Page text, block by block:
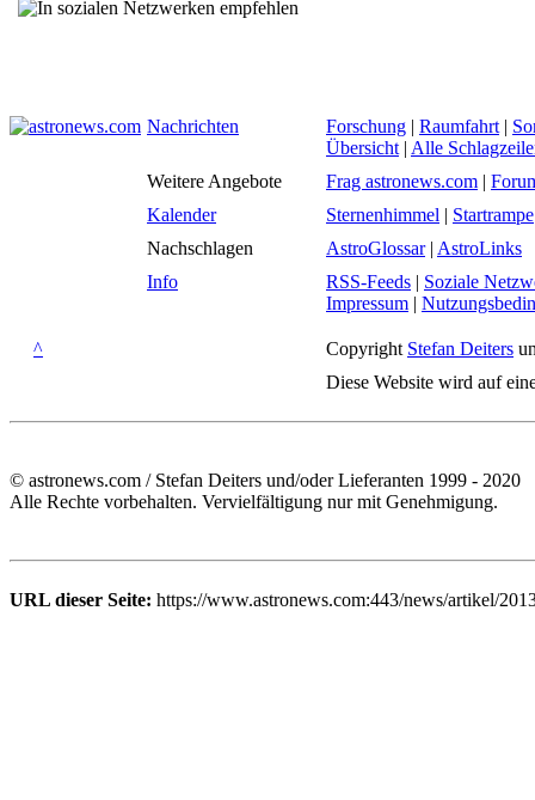
Nachrichten Forschung | Raumfahrt |
Übersicht | Alle
Weitere Angebote
Frag astronews.com |
Kalender
Sternenhimmel | Startrampe
Nachschlagen
AstroGlossar| AstroLinks
Info
RSS-Feeds | Soziale
Impressum |
^ Copyright Stefan Deiters
Diese Website wird auf
© astronews.com / Stefan Deiters und/oder Lieferanten 1999 - 2020
Alle Rechte vorbehalten. Vervielfältigung nur mit Genehmigung.
URL dieser Seite: https://www.astronews.com:443/news/artikel/